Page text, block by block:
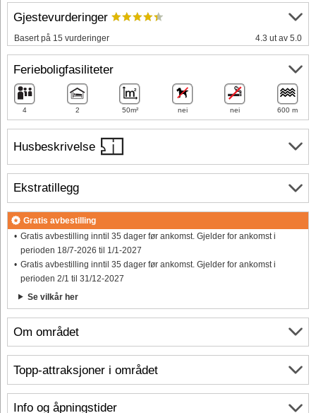
Husbeskrivelse
Om området
Info og åpningstider
Gjestevurderinger
Basert på 15 vurderinger 4.3 ut av 5.0
Ferieboligfasiliteter
4 2 50m² nei nei 600 m
Ekstratillegg
Gratis avbestilling
Gratis avbestilling inntil 35 dager før ankomst. Gjelder for ankomst i
perioden 18/7-2026 til 1/1-2027
Gratis avbestilling inntil 35 dager før ankomst. Gjelder for ankomst i
perioden 2/1 til 31/12-2027
Se vilkår her
Topp-attraksjoner i området